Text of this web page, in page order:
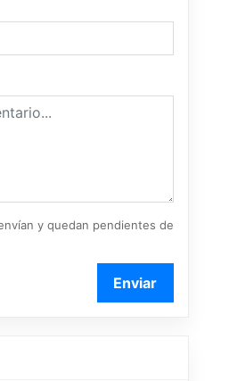
y quedan pendientes de
Enviar